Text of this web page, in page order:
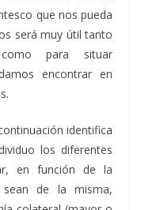
que nos pueda
será muy útil tanto
para situar
encontrar en
identifica
los diferentes
en función de la
sean de la misma,